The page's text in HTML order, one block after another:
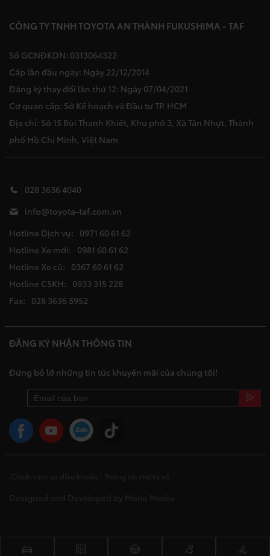
CÔNG TY TNHH TOYOTA AN THÀNH FUKUSHIMA - TAF
Số GCNĐKDN: 0313064322
Cấp lần đầu ngày: Ngày 22/12/2014
Đăng ký thay đổi lần thứ 12: Ngày 07/04/2021
Cơ quan cấp: Sở Kế hoạch và Đầu tư TP. HCM
Địa chỉ: Số 15 Bùi Thanh Khiết, Khu phố 3, Xã Tân Nhựt, Thành
phố Hồ Chí Minh, Việt Nam
028 3636 4040
info@toyota-taf.com.vn
Hotline Dịch vụ: 0971 60 61 62
Hotline Xe mới: 0981 60 61 62
Hotline Xe cũ: 0367 60 61 62
Hotline CSKH: 0933 315 228
Fax: 028 3636 5952
ĐĂNG KÝ NHẬN THÔNG TIN
Đừng bỏ lỡ những tin tức khuyến mãi của chúng tôi!